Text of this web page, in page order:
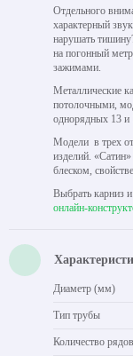
Отдельного
характерный
нарушать
на погонный
зажимами.
Металлические
потолочными,
однорядных 13
Модели в трех
изделий.
блеском,
Выбрать карниз
онлайн-
Диаметр (мм)
Тип трубы
Количество рядов